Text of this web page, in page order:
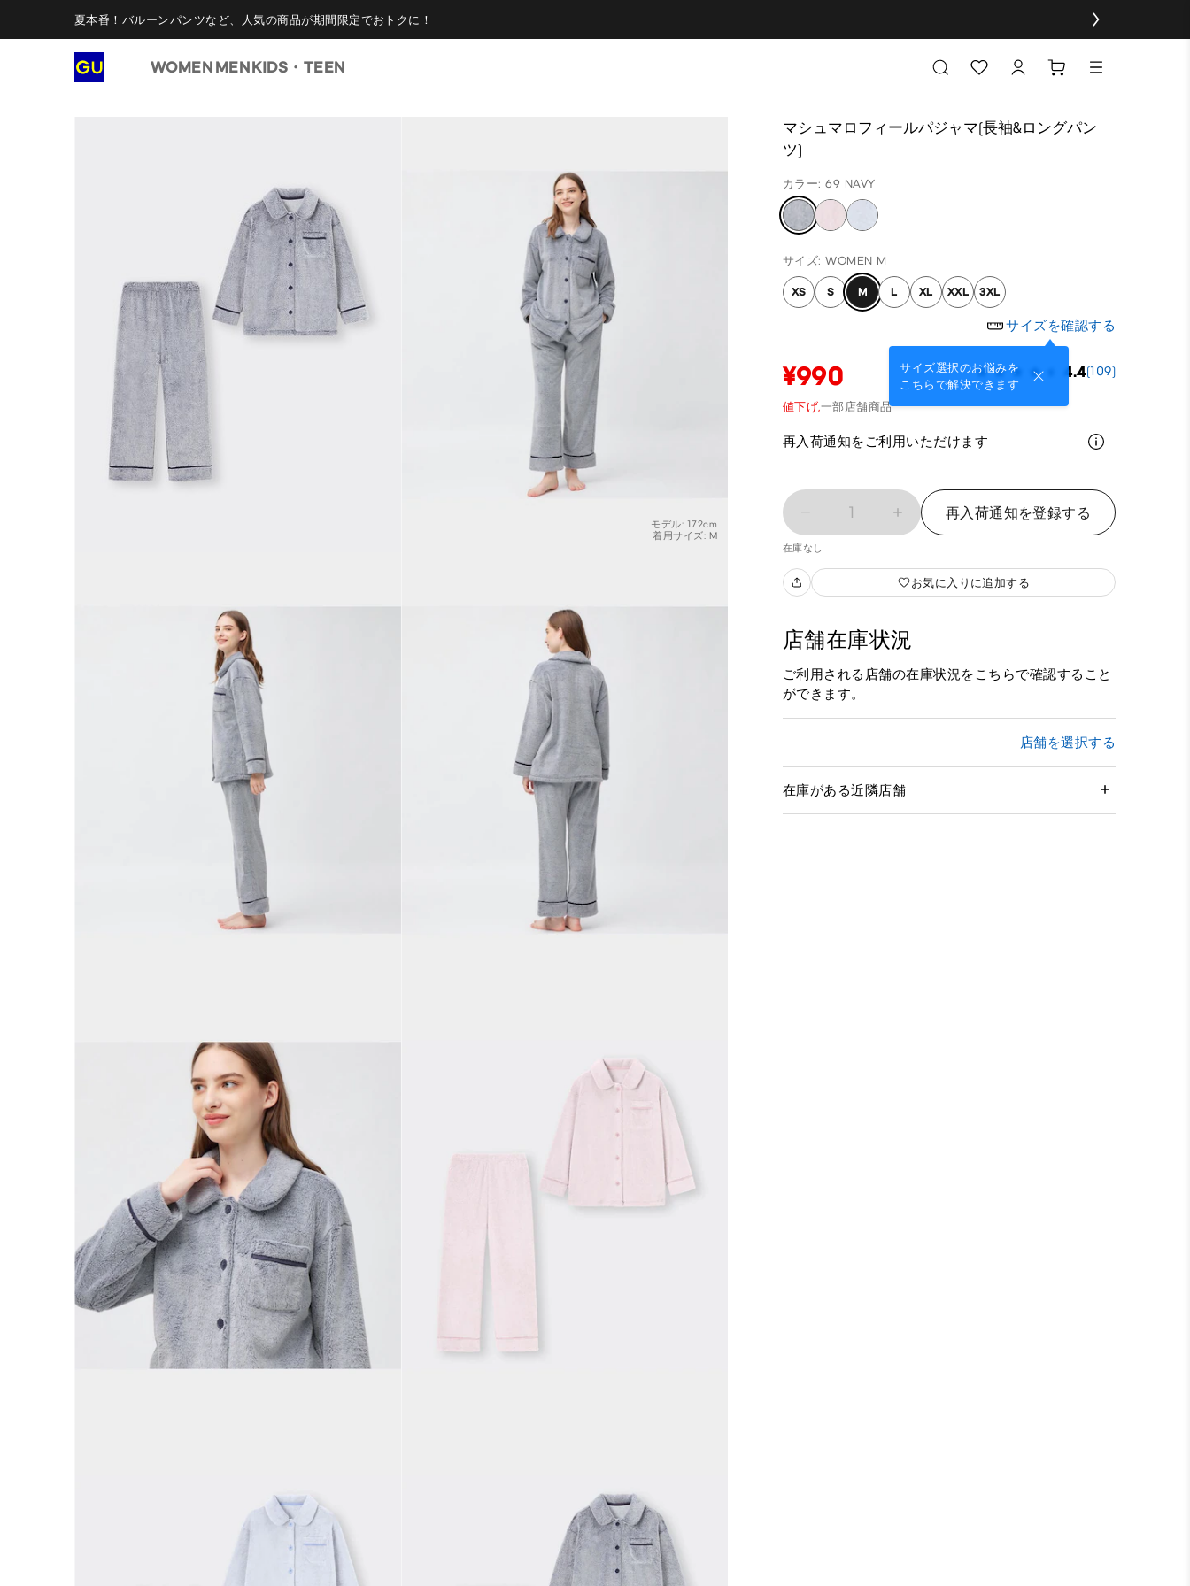
夏本番！バルーンパンツなど、人気の商品が期間限定でおトクに！
WOMEN MENKIDS・TEEN
マシュマロフィールパジャマ(長袖&ロングパン
ツ)
カラー: 69 NAVY
サイズ: WOMEN M
XS S M L XL XXL 3XL
サイズを確認する
サイズ選択のお悩みを
こちらで解決できます
¥990 4.4(109)
値下げ,一部店舗商品
再入荷通知をご利用いただけます
1 再入荷通知を登録する
在庫なし
お気に入りに追加する
店舗在庫状況
ご利用される店舗の在庫状況をこちらで確認すること
ができます。
店舗を選択する
在庫がある近隣店舗
モデル: 172cm
着用サイズ: M